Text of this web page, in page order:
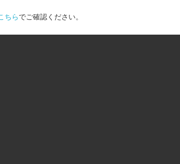
ちらでご確認ください。